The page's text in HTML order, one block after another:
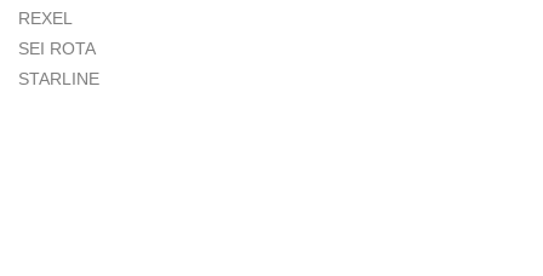
REXEL
SEI ROTA
STARLINE